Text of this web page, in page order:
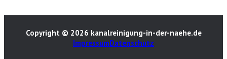
Copyright © 2026 kanalreinigung-in-der-naehe.de
ImpressumDatenschutz